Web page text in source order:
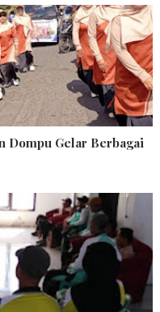
Dompu Gelar Berbagai